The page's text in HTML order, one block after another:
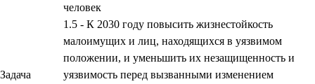
человек
Задача
1.5 - К 2030 году повысить жизнестойкость
малоимущих и лиц, находящихся в уязвимом
положении, и уменьшить их незащищенность и
уязвимость перед вызванными изменением